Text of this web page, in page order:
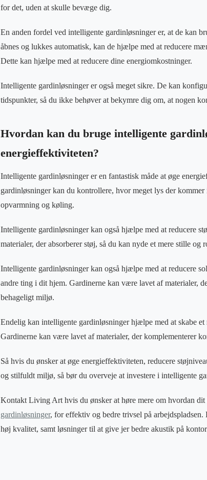
for det, uden at skulle bevæge dig.
En anden fordel ved intelligente gardinløsninger er, at de kan
åbnes og lukkes automatisk, kan de hjælpe med at reducere
Dette kan hjælpe med at reducere dine energiomkostninger.
Intelligente gardinløsninger er også meget sikre. De kan
tidspunkter, så du ikke behøver at bekymre dig om, at nogen
Hvordan kan du bruge intelligente
energieffektiviteten?
Intelligente gardinløsninger er en fantastisk måde at øge
gardinløsninger kan du kontrollere, hvor meget lys der
opvarmning og køling.
Intelligente gardinløsninger kan også hjælpe med at reducere
materialer, der absorberer støj, så du kan nyde et mere stille og
Intelligente gardinløsninger kan også hjælpe med at reducere
andre ting i dit hjem. Gardinerne kan være lavet af materialer,
behageligt miljø.
Endelig kan intelligente gardinløsninger hjælpe med at skabe
Gardinerne kan være lavet af materialer, der komplementerer
Så hvis du ønsker at øge energieffektiviteten, reducere
og stilfuldt miljø, så bør du overveje at investere i intelligente
Kontakt Living Art hvis du ønsker at høre mere om hvordan dit
gardinløsninger, for effektiv og bedre trivsel på
høj kvalitet, samt løsninger til at give jer bedre akustik på